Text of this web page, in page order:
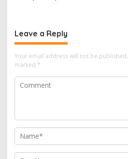
a
v
i
g
a
o
n
Leave a Reply
Your email address will not be published.
marked *